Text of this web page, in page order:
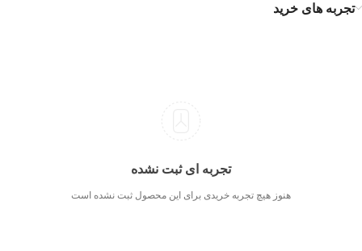
تجربه های خرید
تجربه ای ثبت نشده
هنوز هیچ تجربه خریدی برای این محصول ثبت نشده است